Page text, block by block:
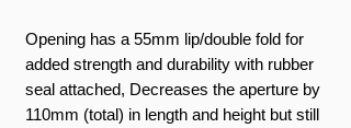
Opening has a 55mm lip/double fold for
added strength and durability with rubber
seal attached, Decreases the aperture by
110mm (total) in length and height but still